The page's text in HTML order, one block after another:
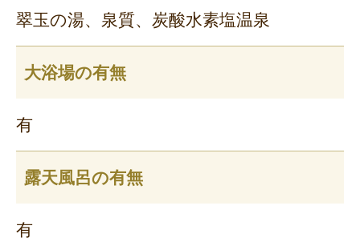
翠玉の湯、泉質、炭酸水素塩温泉
大浴場の有無
有
露天風呂の有無
有